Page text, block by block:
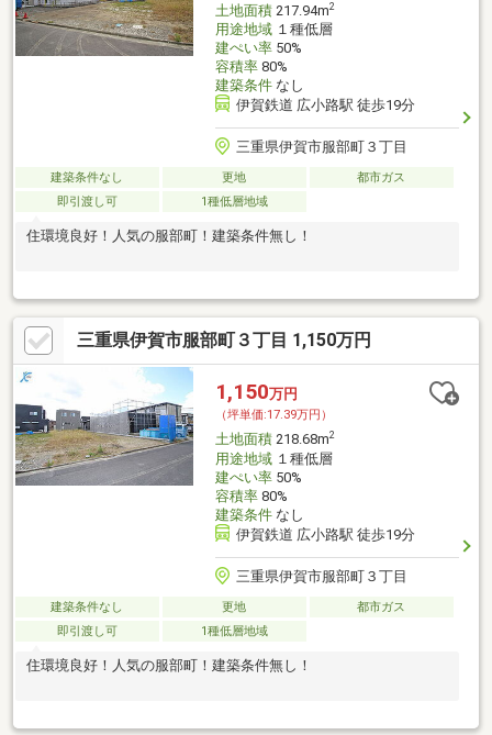
土地面積217.94m2
用途地域１種低層
建ぺい率50%
容積率80%
建築条件なし
伊賀鉄道 広小路駅 徒歩19分
三重県伊賀市服部町３丁目
建築条件なし 更地
都市ガス
即引渡し可
1種低層地域
住環境良好！人気の服部町！建築条件無し！
三重県伊賀市服部町３丁目 1,150万円
1,150万円
（坪単価:17.39万円）
土地面積218.68m2
用途地域１種低層
建ぺい率50%
容積率80%
建築条件なし
伊賀鉄道 広小路駅 徒歩19分
三重県伊賀市服部町３丁目
建築条件なし 更地
都市ガス
即引渡し可
1種低層地域
住環境良好！人気の服部町！建築条件無し！